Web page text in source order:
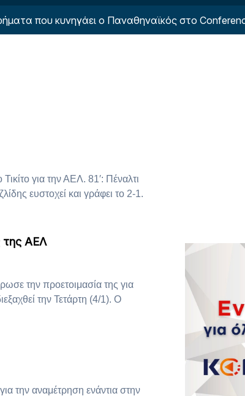
κυνηγάει ο Παναθηναϊκός στο Conference League
για την ΑΕΛ. 81′: Πέναλτι
ευστοχεί και γράφει το 2-1.
της ΑΕΛ
την προετοιμασία της για
την Τετάρτη (4/1). Ο
την αναμέτρηση ενάντια στην